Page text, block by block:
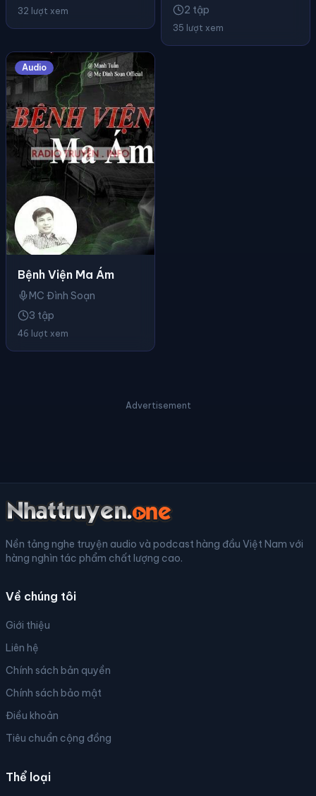
32 lượt xem
2 tập
35 lượt xem
Audio
Bệnh Viện Ma Ám
MC Đình Soạn
3 tập
46 lượt xem
Advertisement
Nền tảng nghe truyện audio và podcast hàng đầu Việt Nam với
hàng nghìn tác phẩm chất lượng cao.
Về chúng tôi
Giới thiệu
Liên hệ
Chính sách bản quyền
Chính sách bảo mật
Điều khoản
Tiêu chuẩn cộng đồng
Thể loại